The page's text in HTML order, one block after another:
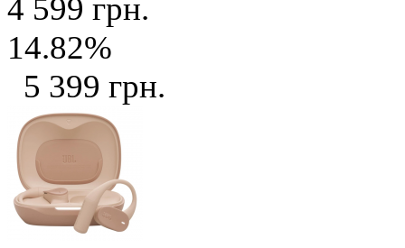
4 599 грн.
14.82%
5 399 грн.